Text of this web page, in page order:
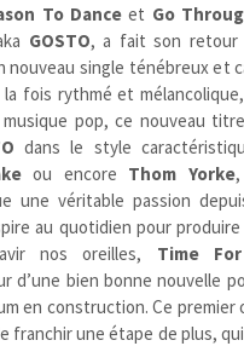
To Danceet Go
GOSTO, a fait son retour
nouveau single ténébreux et
la fois rythmé et
pop, ce nouveau
dans le style
ou encore Thom Yorke
une véritable passion
au quotidien pour
nos oreilles, Time
d’une bien bonne nouvelle
en construction. Ce
franchir une étape de plus,